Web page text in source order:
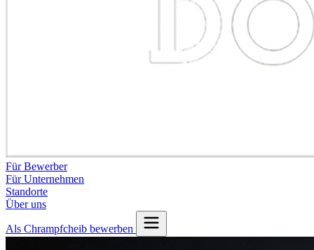
Für Bewerber
Für Unternehmen
Standorte
Über uns
Als Chrampfcheib bewerben